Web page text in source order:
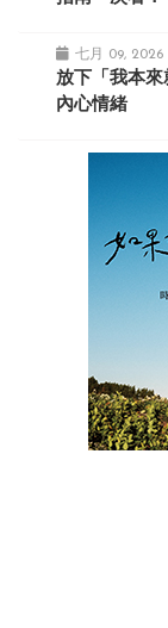
七月 09, 2026
放下「我本
內心情緒